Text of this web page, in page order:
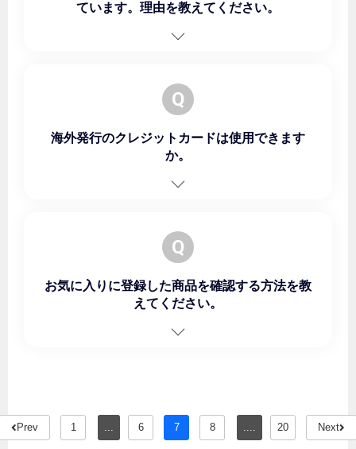
ています。理由を教えてください。
Q
海外発行のクレジットカードは使用できます
か。
Q
お気に入りに登録した商品を確認する方法を教
えてください。
Prev 1 ... 6 7 8 .... 20 Next